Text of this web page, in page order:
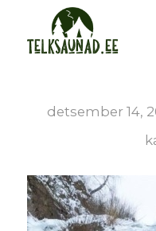
detsember 14,